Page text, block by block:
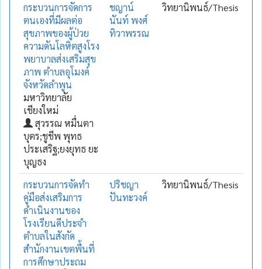
กระบวนการจัดการ
ตนเองที่มีผลต่อ
สุขภาพของผู้ป่วย
ความดันโลหิตสูงโรง
พยาบาลส่งเสริมสุข
ภาพ ตำบลอุโมงค์
จังหวัดลำพูน
มหาวิทยาลัย
เชียงใหม่
สุวรรณ หมื่นตา
บุตร;ชูชีพ พุทธ
ประเสริฐ;ยงยุทธ ยะ
บุญธง
ชญาน์
นันท์ พงศ์
ทิวาพรรณ
วิทยานิพนธ์/Thesis
กระบวนการจัดทำ
คู่มือส่งเสริมการ
ดำเนินงานของ
โรงเรียนดีประจำ
ตำบลในสังกัด
สำนักงานเขตพื้นที่
การศึกษาประถม
ปริชญา
ปันทะวงค์
วิทยานิพนธ์/Thesis